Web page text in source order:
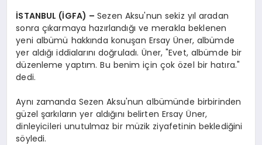
İSTANBUL (İGFA) –Sezen Aksu'nun sekiz yıl aradan
sonra çıkarmaya hazırlandığı ve merakla beklenen
yeni albümü hakkında konuşan Ersay Üner, albümde
yer aldığı iddialarını doğruladı. Üner, "Evet, albümde bir
düzenleme yaptım. Bu benim için çok özel bir hatıra."
dedi.
Aynı zamanda Sezen Aksu'nun albümünde birbirinden
güzel şarkıların yer aldığını belirten Ersay Üner,
dinleyicileri unutulmaz bir müzik ziyafetinin beklediğini
söyledi.